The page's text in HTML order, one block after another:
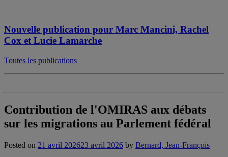
Nouvelle publication pour Marc Mancini, Rachel
Cox et Lucie Lamarche
Toutes les publications
Contribution de l'OMIRAS aux débats
sur les migrations au Parlement fédéral
Posted on 21 avril 202623 avril 2026 by Bernard, Jean-François